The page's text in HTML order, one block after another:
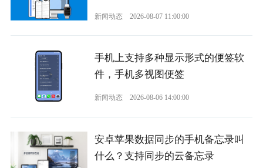
新闻动态 2026-08-07 11:00:00
手机上支持多种显示形式的便签软
件，手机多视图便签
新闻动态 2026-08-06 14:00:00
安卓苹果数据同步的手机备忘录叫
什么？支持同步的云备忘录